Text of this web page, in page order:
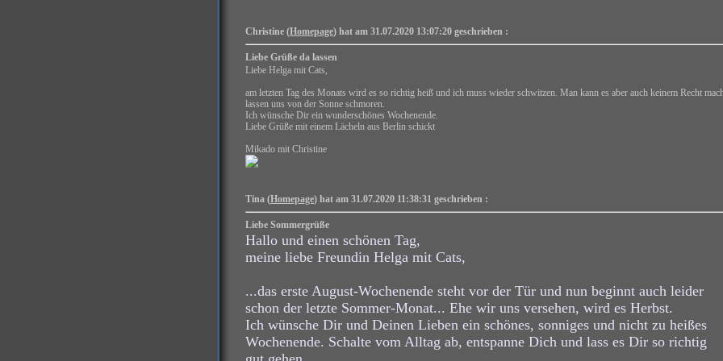
Christine (Homepage) hat am 31.07.2020 13:07:20 geschrieben :
Liebe Grüße da lassen
Liebe Helga mit Cats,
am letzten Tag des Monats wird es so richtig heiß und ich muss wieder schwitzen. Man kann es aber auch keinem Recht
lassen uns von der Sonne schmoren.
Ich wünsche Dir ein wunderschönes Wochenende.
Liebe Grüße mit einem Lächeln aus Berlin schickt
Mikado mit Christine
Tina (Homepage) hat am 31.07.2020 11:38:31 geschrieben :
Liebe Sommergrüße
Hallo und einen schönen Tag,
meine liebe Freundin Helga mit Cats,
...das erste August-Wochenende steht vor der Tür und nun beginnt auch leider
schon der letzte Sommer-Monat... Ehe wir uns versehen, wird es Herbst.
Ich wünsche Dir und Deinen Lieben ein schönes, sonniges und nicht zu heißes
Wochenende. Schalte vom Alltag ab, entspanne Dich und lass es Dir so richtig